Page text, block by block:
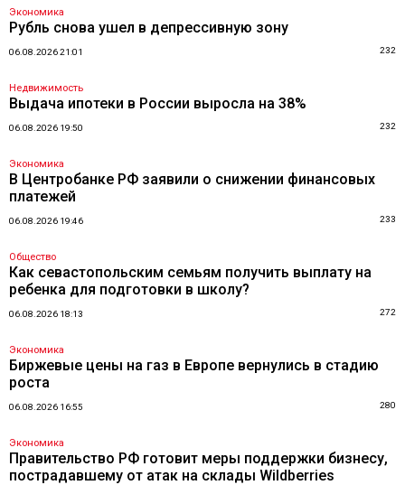
Экономика
Рубль снова ушел в депрессивную зону
06.08.2026 21:01 232
Недвижимость
Выдача ипотеки в России выросла на 38%
06.08.2026 19:50 232
Экономика
В Центробанке РФ заявили о снижении финансовых
платежей
06.08.2026 19:46 233
Общество
Как севастопольским семьям получить выплату на
ребенка для подготовки в школу?
06.08.2026 18:13 272
Экономика
Биржевые цены на газ в Европе вернулись в стадию
роста
06.08.2026 16:55 280
Экономика
Правительство РФ готовит меры поддержки бизнесу,
пострадавшему от атак на склады Wildberries